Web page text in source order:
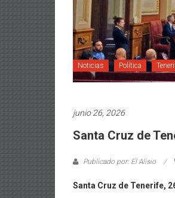
Noticias Política
junio 26, 2026
Santa Cruz de
Publicado por: El Alisio
Santa Cruz de Tenerife,